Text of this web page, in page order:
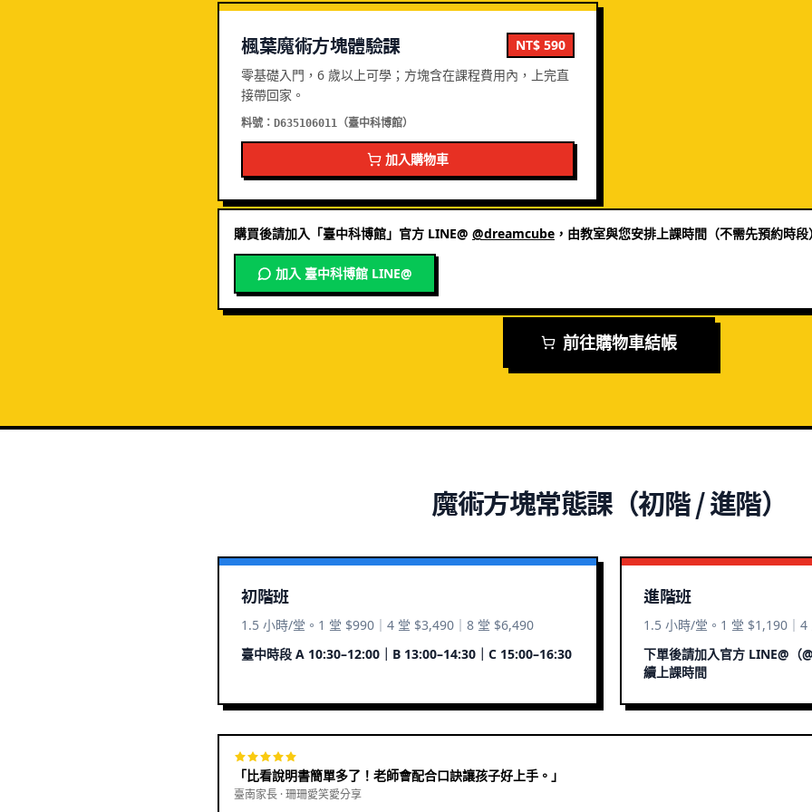
楓葉魔術方塊體驗課 NT$ 590
零基礎入門，6 歲以上可學；方塊含在課程費用內，上完直
接帶回家。
料號： D635106011 （臺中科博館）
加入購物車
購買後請加入「臺中科博館」官方 LINE@ @dreamcube ，由教室與您安排上課時間（不需先預約時段
加入 臺中科博館 LINE@
前往購物車結帳
魔術方塊常態課（初階 / 進階）
初階班
1.5 小時/堂。 1 堂 $990｜4 堂 $3,490｜8 堂 $6,490
臺中時段 A 10:30–12:00｜B 13:00–14:30｜C 15:00–16:30
進階班
1.5 小時/堂。1 堂 $1,190｜
下單後請加入官方 LINE@（
續上課時間
「比看說明書簡單多了！老師會配合口訣讓孩子好上手。 」
臺南家長 · 珊珊愛笑愛分享